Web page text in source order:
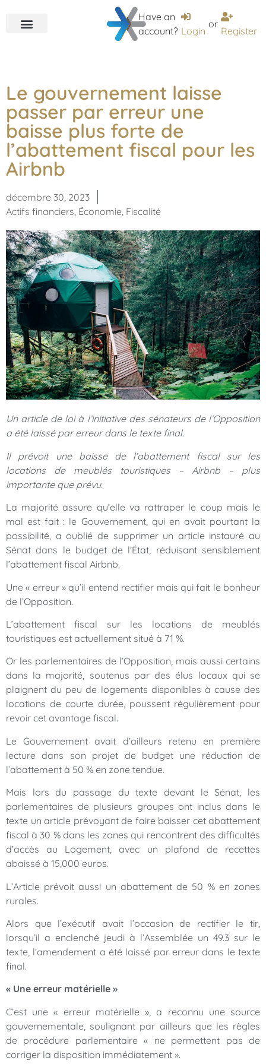
Have an
account? Login
or
Register
Le gouvernement laisse
passer par erreur une
baisse plus forte de
l’abattement fiscal pour les
Airbnb
décembre 30, 2023
Actifs financiers Économie Fiscalité
Un article de loi à l’initiative des sénateurs de l’Opposition
a été laissé par erreur dans le texte final.
Il prévoit une baisse de l’abattement fiscal sur les
locations de meublés touristiques – Airbnb – plus
importante que prévu.
La majorité assure qu’elle va rattraper le coup mais le
mal est fait : le Gouvernement, qui en avait pourtant la
possibilité, a oublié de supprimer un article instauré au
Sénat dans le budget de l’État, réduisant sensiblement
l’abattement fiscal Airbnb.
Une « erreur » qu’il entend rectifier mais qui fait le bonheur
de l’Opposition.
L’abattement fiscal sur les locations de meublés
touristiques est actuellement situé à 71 %.
Or les parlementaires de l’Opposition, mais aussi certains
dans la majorité, soutenus par des élus locaux qui se
plaignent du peu de logements disponibles à cause des
locations de courte durée, poussent régulièrement pour
revoir cet avantage fiscal.
Le Gouvernement avait d’ailleurs retenu en première
lecture dans son projet de budget une réduction de
l’abattement à 50 % en zone tendue.
Mais lors du passage du texte devant le Sénat, les
parlementaires de plusieurs groupes ont inclus dans le
texte un article prévoyant de faire baisser cet abattement
fiscal à 30 % dans les zones qui rencontrent des difficultés
d’accès au Logement, avec un plafond de recettes
abaissé à 15,000 euros.
L’Article prévoit aussi un abattement de 50 % en zones
rurales.
Alors que l’exécutif avait l’occasion de rectifier le tir,
lorsqu’il a enclenché jeudi à l’Assemblée un 49.3 sur le
texte, l’amendement a été laissé par erreur dans le texte
final.
« Une erreur matérielle »
C’est une « erreur matérielle », a reconnu une source
gouvernementale, soulignant par ailleurs que les règles
de procédure parlementaire « ne permettent pas de
corriger la disposition immédiatement ».